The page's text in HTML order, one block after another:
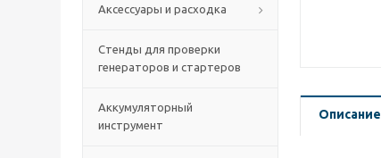
Аксессуары и расходка
Стенды для проверки
генераторов и стартеров
Аккумуляторный
инструмент
Описание